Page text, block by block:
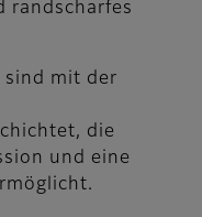
randscharfes
sind mit der
die
und eine